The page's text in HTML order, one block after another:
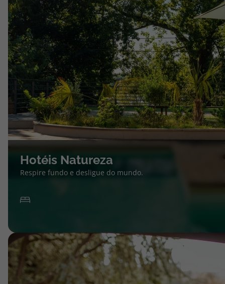
Hotéis Natureza
Respire fundo e desligue do mundo.